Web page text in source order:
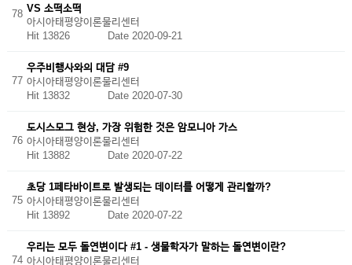
78
VS 소떡소떡
아시아태평양이론물리센터
Hit 13826
Date 2020-09-21
77
우주비행사와의 대담 #9
아시아태평양이론물리센터
Hit 13832 Date 2020-07-30
76
도시스모그 현상, 가장 위험한 것은 암모니아 가스
아시아태평양이론물리센터
Hit 13882 Date 2020-07-22
75
초당 1페타바이트로 발생되는 데이터를 어떻게 관리할까?
아시아태평양이론물리센터
Hit 13892 Date 2020-07-22
74
우리는 모두 돌연변이다 #1 - 생물학자가 말하는 돌연변이란?
아시아태평양이론물리센터